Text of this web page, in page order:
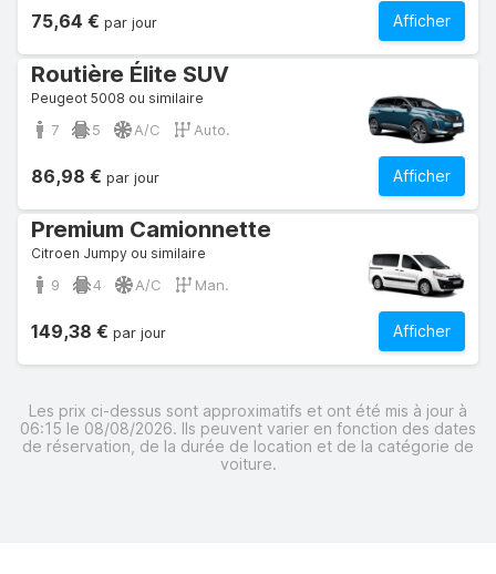
Afficher
75,64 € par jour
Routière Élite SUV
Peugeot 5008 ou similaire
7 5 A/C Auto.
Afficher
86,98 € par jour
Premium Camionnette
Citroen Jumpy ou similaire
9 4 A/C Man.
Afficher
149,38 € par jour
Les prix ci-dessus sont approximatifs et ont été mis à jour à
06:15 le 08/08/2026. Ils peuvent varier en fonction des dates
de réservation, de la durée de location et de la catégorie de
voiture.